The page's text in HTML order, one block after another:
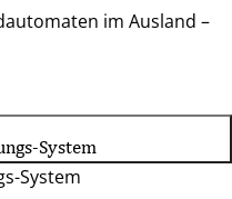
im Ausland –
System
System